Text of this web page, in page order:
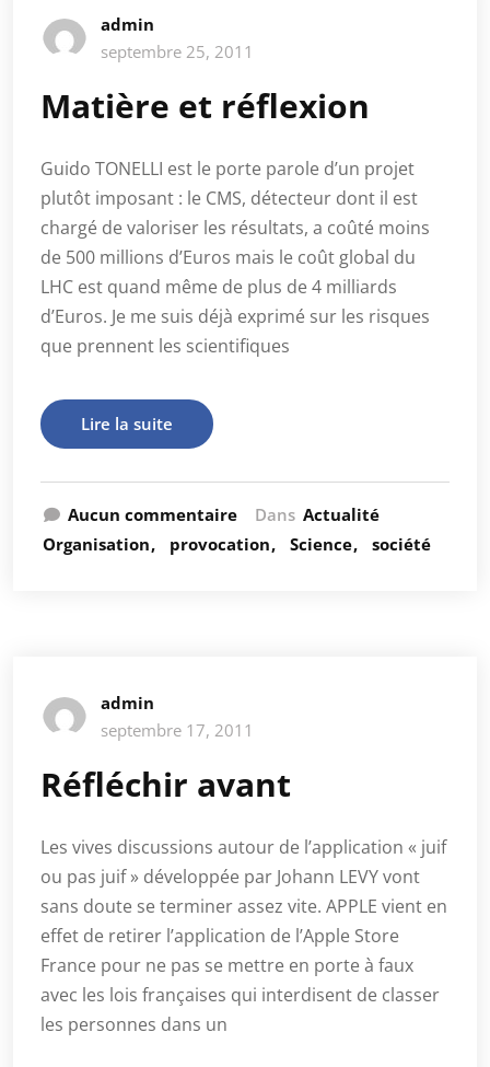
admin
septembre 25, 2011
Matière et réflexion
Guido TONELLI est le porte parole d’un projet
plutôt imposant : le CMS, détecteur dont il est
chargé de valoriser les résultats, a coûté moins
de 500 millions d’Euros mais le coût global du
LHC est quand même de plus de 4 milliards
d’Euros. Je me suis déjà exprimé sur les risques
que prennent les scientifiques
Lire la suite
Aucun commentaire Dans Actualité
Organisation
provocation Science société
admin
septembre 17, 2011
Réfléchir avant
Les vives discussions autour de l’application « juif
ou pas juif » développée par Johann LEVY vont
sans doute se terminer assez vite. APPLE vient en
effet de retirer l’application de l’Apple Store
France pour ne pas se mettre en porte à faux
avec les lois françaises qui interdisent de classer
les personnes dans un